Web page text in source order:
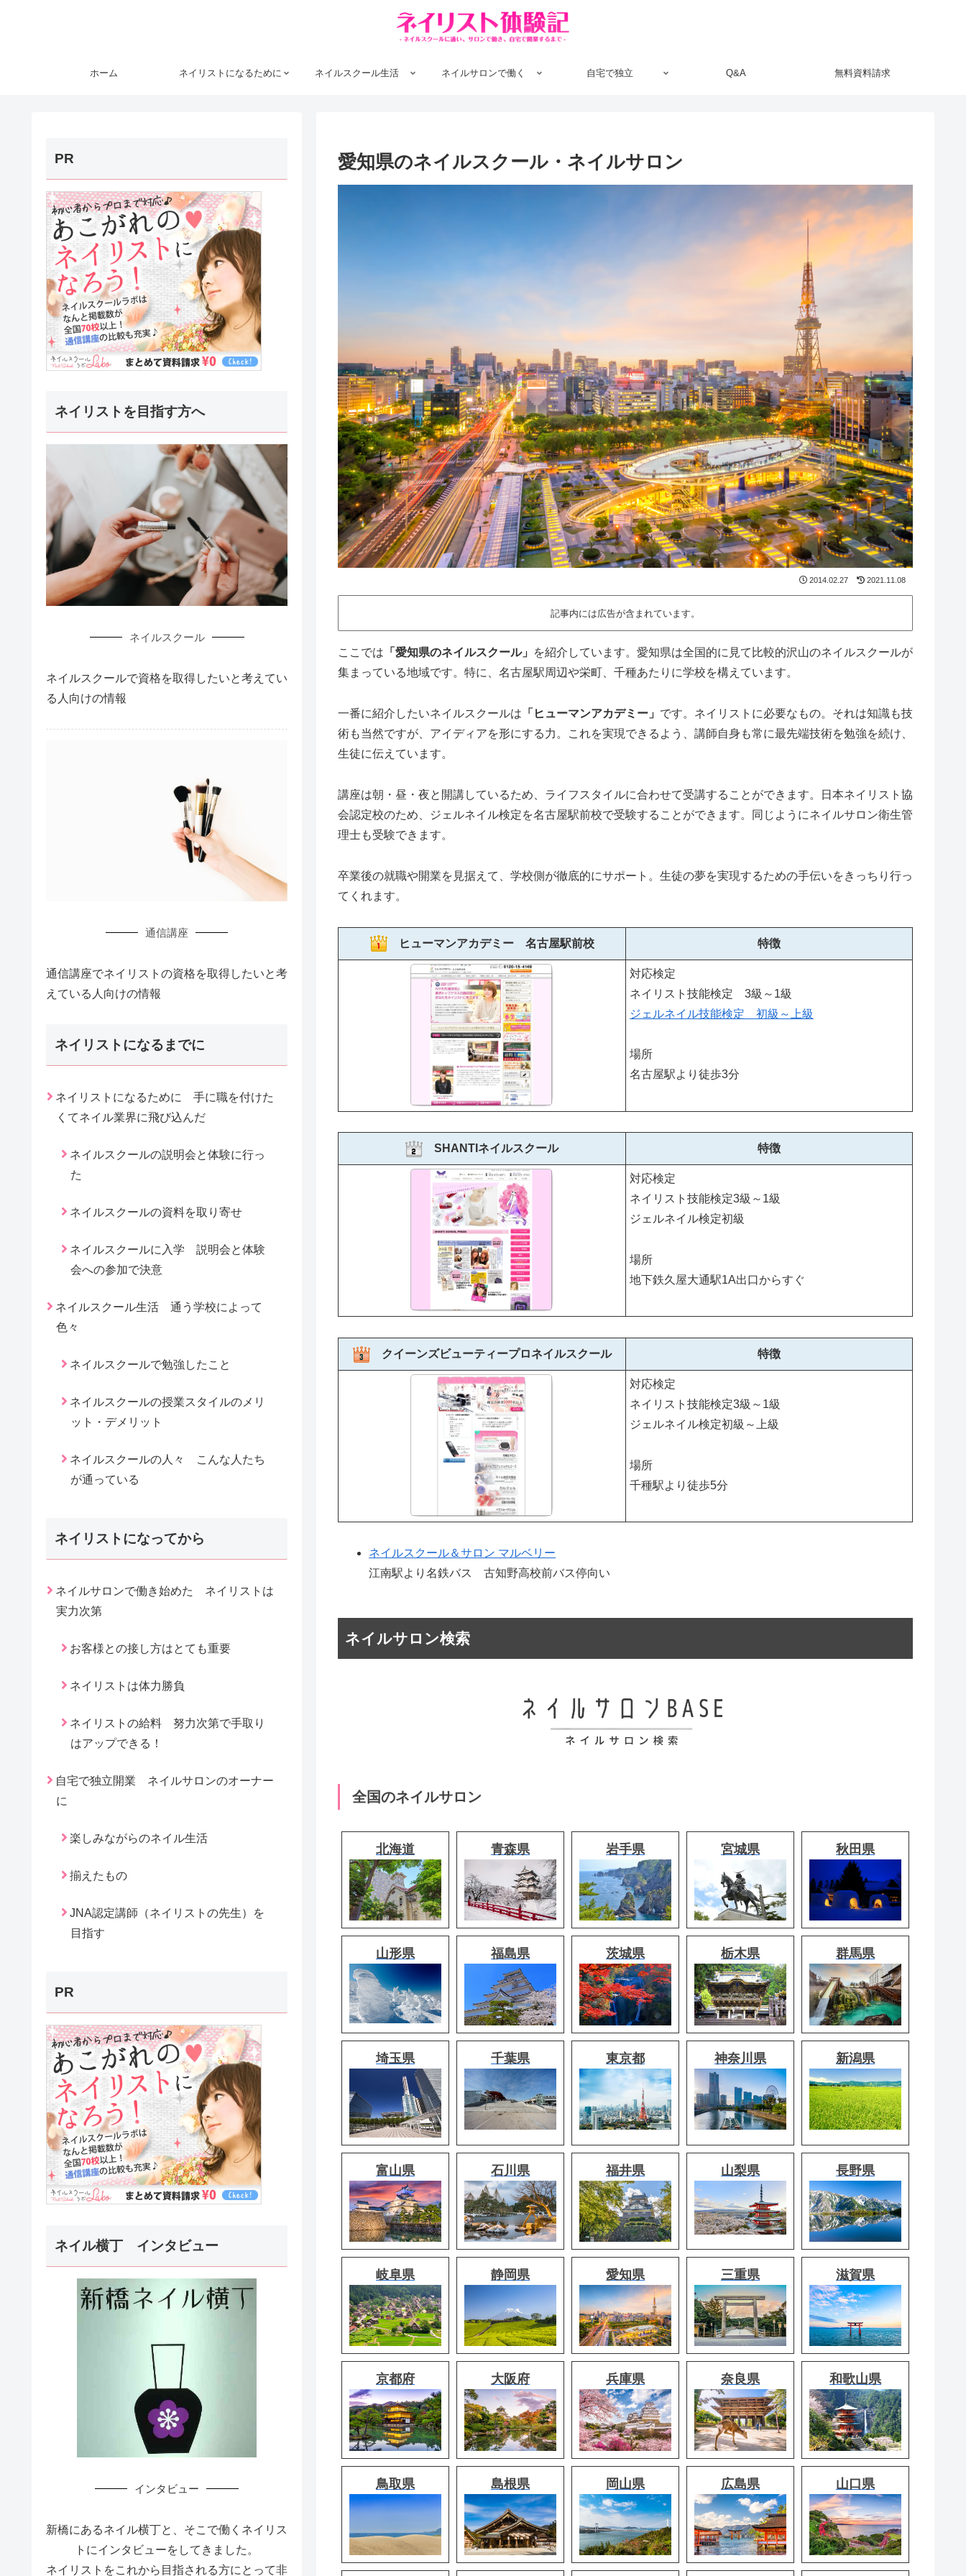
ホーム ネイリストになるために ネイルスクール生活 ネイルサロンで働く 自宅で独立 Q&A 無料資料請求
愛知県のネイルスクール・ネイルサロン
2014.02.27 2021.11.08
記事内には広告が含まれています。
ここでは 「愛知県のネイルスクール」
を紹介しています。愛知県は全国的に見て比較的沢山のネイルスクールが
集まっている地域です。特に、名古屋駅周辺や栄町、千種あたりに学校を構えています。
一番に紹介したいネイルスクールは 「ヒューマンアカデミー」 です。ネイリストに必要なもの。それは知識も技
術も当然ですが、アイディアを形にする力。これを実現できるよう、講師自身も常に最先端技術を勉強を続け、
生徒に伝えています。
講座は朝・昼・夜と開講しているため、ライフスタイルに合わせて受講することができます。日本ネイリスト協
会認定校のため、ジェルネイル検定を名古屋駅前校で受験することができます。同じようにネイルサロン衛生管
理士も受験できます。
卒業後の就職や開業を見据えて、学校側が徹底的にサポート。生徒の夢を実現するための手伝いをきっちり行っ
てくれます。
ヒューマンアカデミー 名古屋駅前校 特徴
対応検定
ネイリスト技能検定 3級～1級
ジェルネイル技能検定 初級～上級
場所
名古屋駅より徒歩3分
SHANTIネイルスクール 特徴
対応検定
ネイリスト技能検定3級～1級
ジェルネイル検定初級
場所
地下鉄久屋大通駅1A出口からすぐ
クイーンズビューティープロネイルスクール 特徴
対応検定
ネイリスト技能検定3級～1級
ジェルネイル検定初級～上級
場所
千種駅より徒歩5分
ネイルスクール＆サロン マルベリー
江南駅より名鉄バス 古知野高校前バス停向い
ネイルサロン検索
全国のネイルサロン
北海道 青森県 岩手県 宮城県 秋田県
山形県 福島県 茨城県 栃木県 群馬県
埼玉県 千葉県 東京都 神奈川県 新潟県
富山県 石川県 福井県 山梨県 長野県
岐阜県 静岡県 愛知県 三重県 滋賀県
京都府 大阪府 兵庫県 奈良県 和歌山県
鳥取県 島根県 岡山県 広島県 山口県
PR
ネイリストを目指す方へ
ネイルスクール
ネイルスクールで資格を取得したいと考えてい
る人向けの情報
通信講座
通信講座でネイリストの資格を取得したいと考
えている人向けの情報
ネイリストになるまでに
ネイリストになるために 手に職を付けた
くてネイル業界に飛び込んだ
ネイルスクールの説明会と体験に行っ
た
ネイルスクールの資料を取り寄せ
ネイルスクールに入学 説明会と体験
会への参加で決意
ネイルスクール生活 通う学校によって
色々
ネイルスクールで勉強したこと
ネイルスクールの授業スタイルのメリ
ット・デメリット
ネイルスクールの人々 こんな人たち
が通っている
ネイリストになってから
ネイルサロンで働き始めた ネイリストは
実力次第
お客様との接し方はとても重要
ネイリストは体力勝負
ネイリストの給料 努力次第で手取り
はアップできる！
自宅で独立開業 ネイルサロンのオーナー
に
楽しみながらのネイル生活
揃えたもの
JNA認定講師（ネイリストの先生）を
目指す
PR
ネイル横丁 インタビュー
インタビュー
新橋にあるネイル横丁と、そこで働くネイリス
トにインタビューをしてきました。
ネイリストをこれから目指される方にとって非